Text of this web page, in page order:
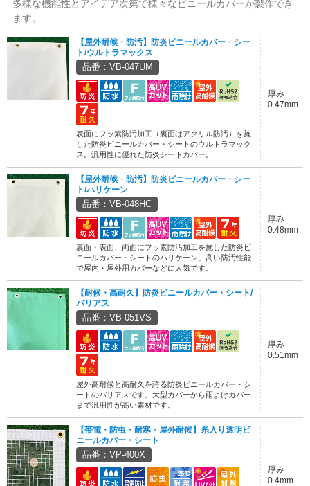
多様な機能性とアイデア次第で様々なビニールカバーが製作でき
ます。
【屋外耐候・防汚】防炎ビニールカバー・シー
ト/ウルトラマックス
品番：VB-047UM
表面にフッ素防汚加工（裏面はアクリル防汚）を施
した防炎ビニールカバー・シートのウルトラマック
ス。汎用性に優れた防炎シートカバー。
厚み
0.47mm
【屋外耐候・防汚】防炎ビニールカバー・シー
ト/ハリケーン
品番：VB-048HC
裏面・表面、両面にフッ素防汚加工を施した防炎ビ
ニールカバー・シートのハリケーン。高い防汚性能
で屋内・屋外用カバーなどに人気です。
厚み
0.48mm
【耐候・高耐久】防炎ビニールカバー・シート/
バリアス
品番：VB-051VS
屋外高耐候と高耐久を誇る防炎ビニールカバー・シ
ートのバリアスです。大型カバーから雨よけカバー
まで汎用性が高い素材です。
厚み
0.51mm
【帯電・防虫・耐寒・屋外耐候】糸入り透明ビ
ニールカバー・シート
品番：VP-400X
厚み
0.4mm